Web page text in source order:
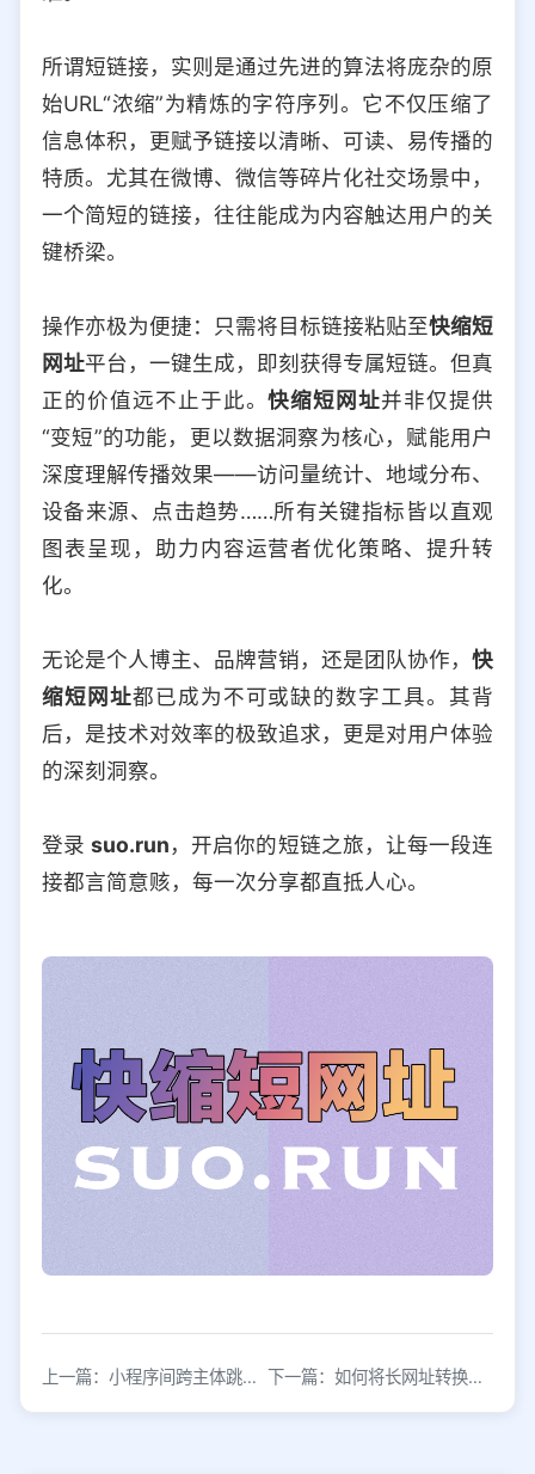
所谓短链接，实则是通过先进的算法将庞杂的原
始URL“浓缩”为精炼的字符序列。它不仅压缩了
信息体积，更赋予链接以清晰、可读、易传播的
特质。尤其在微博、微信等碎片化社交场景中，
一个简短的链接，往往能成为内容触达用户的关
键桥梁。
操作亦极为便捷：只需将目标链接粘贴至快缩短
网址平台，一键生成，即刻获得专属短链。但真
正的价值远不止于此。快缩短网址并非仅提供
“变短”的功能，更以数据洞察为核心，赋能用户
深度理解传播效果——访问量统计、地域分布、
设备来源、点击趋势……所有关键指标皆以直观
图表呈现，助力内容运营者优化策略、提升转
化。
无论是个人博主、品牌营销，还是团队协作， 快
缩短网址都已成为不可或缺的数字工具。其背
后，是技术对效率的极致追求，更是对用户体验
的深刻洞察。
登录suo.run，开启你的短链之旅，让每一段连
接都言简意赅，每一次分享都直抵人心。
上一篇：小程序间跨主体跳转的实现方法与配置步骤 下一篇：如何将长网址转换为短链接